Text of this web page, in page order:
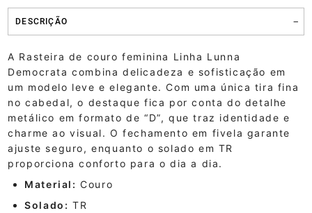
DESCRIÇÃO
A Rasteira de couro feminina Linha Lunna
Democrata combina delicadeza e sofisticação em
um modelo leve e elegante. Com uma única tira fina
no cabedal, o destaque fica por conta do detalhe
metálico em formato de “D”, que traz identidade e
charme ao visual. O fechamento em fivela garante
ajuste seguro, enquanto o solado em TR
proporciona conforto para o dia a dia.
Material: Couro
Solado: TR